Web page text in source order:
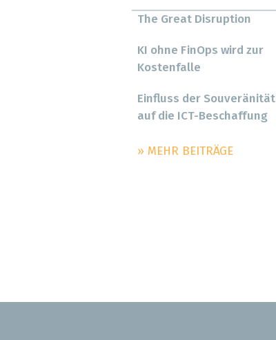
The Great Disruption
KI ohne FinOps wird zur
Kostenfalle
Einfluss der Souveränität
auf die ICT-Beschaffung
» MEHR BEITRÄGE